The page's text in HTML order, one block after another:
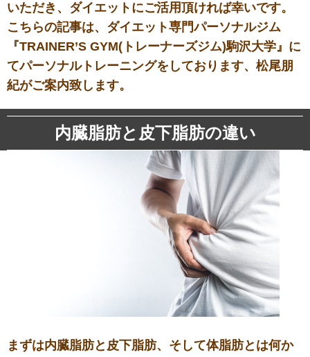
いただき、ダイエットにご活用頂ければ幸いです。
こちらの記事は、ダイエット専門パーソナルジム
『TRAINER’S GYM(トレーナーズジム)駒沢大学』に
てパーソナルトレーニングをしております、松尾朋
紀がご案内致します。
内臓脂肪と皮下脂肪の違い
まずは内臓脂肪と皮下脂肪、そして体脂肪とは何か